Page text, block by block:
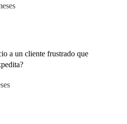
a un cliente frustrado que